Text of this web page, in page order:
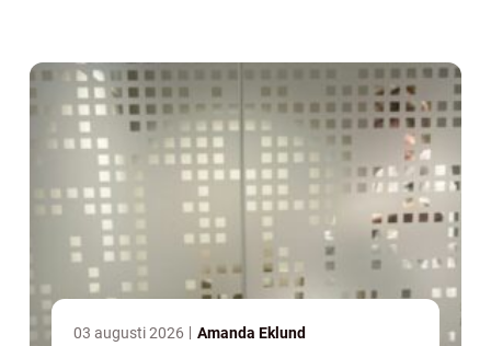
03 augusti 2026 Amanda Eklund